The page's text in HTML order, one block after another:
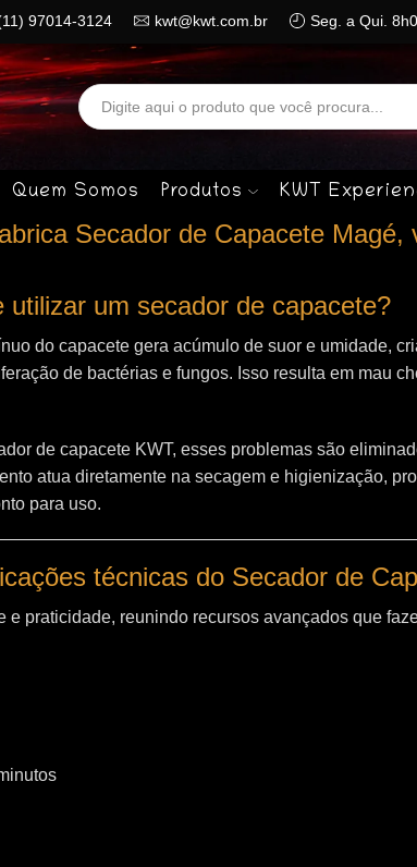
97014-3124 kwt@kwt.com.br Seg. a Qui.
Search
input
Quem Somos Produtos KWT
Secador de Capacete Magé,
utilizar um secador de capacete?
do capacete gera acúmulo de suor e umidade,
de bactérias e fungos. Isso resulta em mau
de capacete KWT, esses problemas são
atua diretamente na secagem e higienização,
para uso.
técnicas do Secador de
praticidade, reunindo recursos avançados que